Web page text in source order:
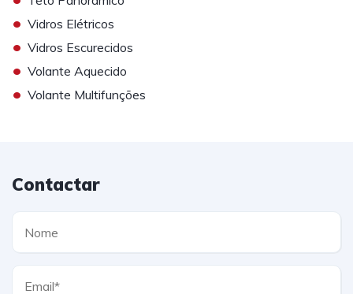
• Vidros Elétricos
• Vidros Escurecidos
• Volante Aquecido
• Volante Multifunções
Contactar